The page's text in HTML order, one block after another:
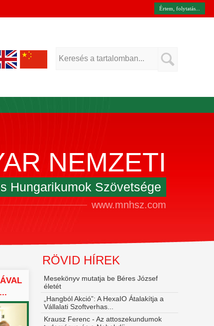
Értem, folytatás...
NEMZETI
Hungarikumok Szövetsége
www.mnhsz.com
RÖVID HÍREK
Mesekönyv mutatja be Béres József
életét
„Hangból Akció”: A HexaIO Átalakítja a
Vállalati Szoftverhas...
Krausz Ferenc - Az attoszekundumok